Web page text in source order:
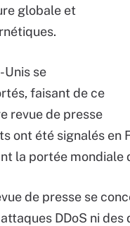
globale et
se
faisant de ce
revue de presse
ont été signalés en
la portée mondiale
de presse se
DDoS ni